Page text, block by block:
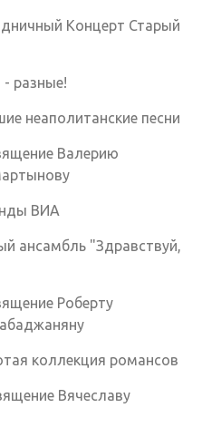
Концерт Старый
разные!
неаполитанские песни
Валерию
ВИА
ансамбль "Здравствуй,
Роберту
коллекция романсов
Вячеславу